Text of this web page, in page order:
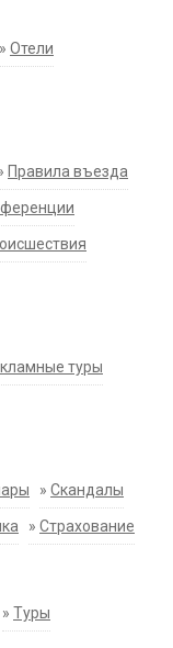
» Отели
Правила въезда
туры
» Скандалы
» Страхование
» Туры